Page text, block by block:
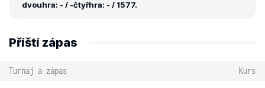
dvouhra: - / -čtyřhra: - / 1577.
Příští zápas
Turnaj a zápas Kurs